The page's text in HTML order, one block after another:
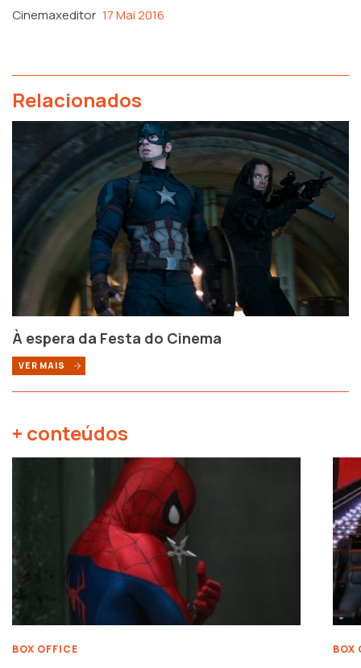
Cinemaxeditor 17 Mai 2016
Relacionados
À espera da Festa do Cinema
VER MAIS
+ conteúdos
BOX OFFICE BOX